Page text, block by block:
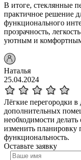
В итоге, стеклянные
практичное решение
функционального
прозрачность,
уютным и
Наталья
25.04.2024
Лёгкие перегородки
дополнительных
необходимости
изменить планировку
функциональность.
Оставьте заявку